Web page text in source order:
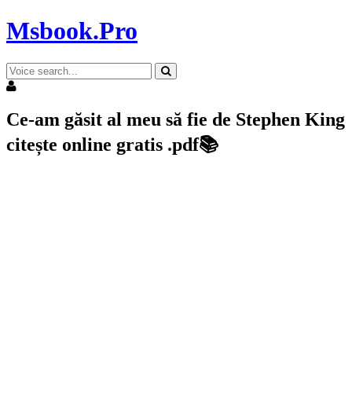
Msbook.Pro
Ce-am găsit al meu să fie de Stephen King
citește online gratis .pdf📚